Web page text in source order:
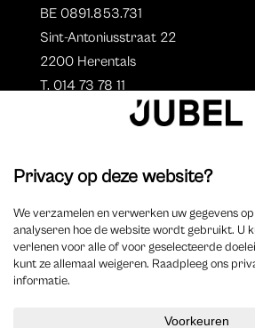
BE 0891.853.731
Sint-Antoniusstraat 22
2200 Herentals
T. 014 73 78 11
Aperçu des auteurs
Devenir auteur ?
2023 Jubel – Webdesign byWisemen